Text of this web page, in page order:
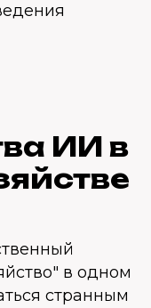
ИИ в
в одном
странным